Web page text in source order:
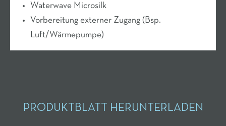
Waterwave Microsilk
Vorbereitung externer Zugang (Bsp.
Luft/Wärmepumpe)
PRODUKTBLATT HERUNTERLADEN